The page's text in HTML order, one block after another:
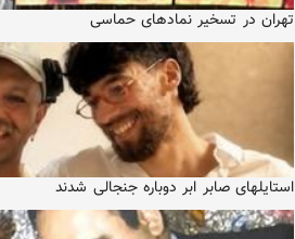
تهران در تسخیر نمادهای حماسی
استایلهای صابر ابر دوباره جنجالی شدند